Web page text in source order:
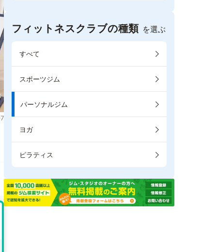
フィットネスクラブの種類 を選ぶ
すべて
スポーツジム
パーソナルジム
ヨガ
ピラティス